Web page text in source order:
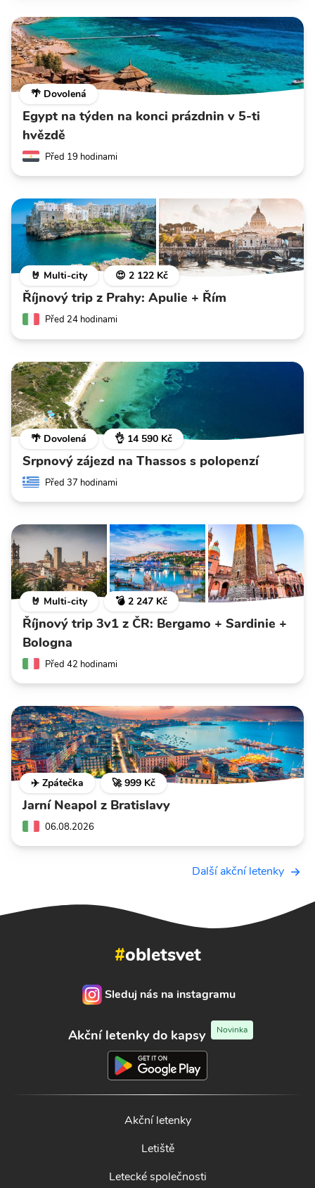
🌴 Dovolená
Egypt na týden na konci prázdnin v 5-ti
hvězdě
Před 19 hodinami
🤘 Multi-city 😍 2 122 Kč
Říjnový trip z Prahy: Apulie + Řím
Před 24 hodinami
🌴 Dovolená 👌 14 590 Kč
Srpnový zájezd na Thassos s polopenzí
Před 37 hodinami
🤘 Multi-city 💣 2 247 Kč
Říjnový trip 3v1 z ČR: Bergamo + Sardinie +
Bologna
Před 42 hodinami
✈️ Zpátečka 🚀 999 Kč
Jarní Neapol z Bratislavy
06.08.2026
Další akční letenky
#obletsvet
Sleduj nás na instagramu
Akční letenky do kapsy Novinka
Akční letenky
Letiště
Letecké společnosti